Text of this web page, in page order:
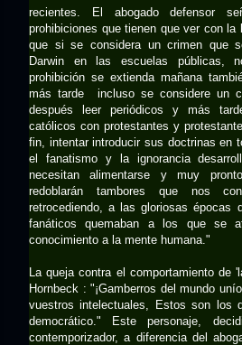
recientes. El abogado defensor
prohibiciones que tienen que ver con la
que si se considera un crimen que
Darwin en las escuelas públicas,
prohibición se extienda mañana
más tarde incluso se considere un
después leer periódicos y más
católicos con protestantes y
fin, intentar introducir sus doctrinas en
el fanatismo y la ignorancia
necesitan alimentarse y muy
redoblarán tambores que nos
retrocediendo, a las gloriosas épocas
fanáticos quemaban a los que se
conocimiento a la mente humana."
La queja contra el comportamiento de
Hornbeck : "¡Gamberros del mundo
vuestros intelectuales, Estos son los
democrático." Este personaje,
contemporizador, a diferencia del